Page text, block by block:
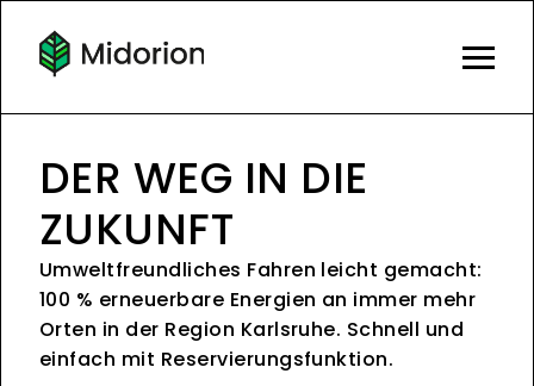
DER WEG IN DIE
ZUKUNFT
Umweltfreundliches Fahren leicht gemacht:
100 % erneuerbare Energien an immer mehr
Orten in der Region Karlsruhe. Schnell und
einfach mit Reservierungsfunktion.